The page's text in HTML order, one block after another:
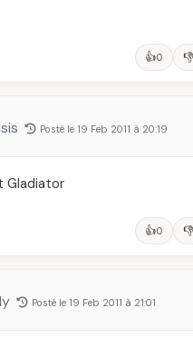
👍0 👎
Posté le 19 Feb 2011 à 20:19
Gladiator
👍0 👎
Posté le 19 Feb 2011 à 21:01